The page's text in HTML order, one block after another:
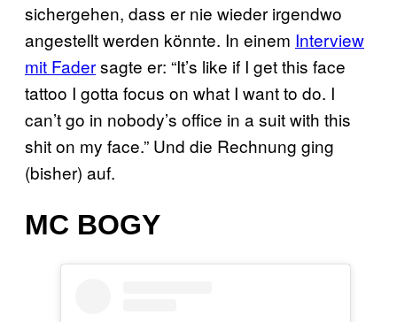
sichergehen, dass er nie wieder irgendwo
angestellt werden könnte. In einem Interview
mit Fadersagte er: “It’s like if I get this face
tattoo I gotta focus on what I want to do. I
can’t go in nobody’s office in a suit with this
shit on my face.” Und die Rechnung ging
(bisher) auf.
MC BOGY